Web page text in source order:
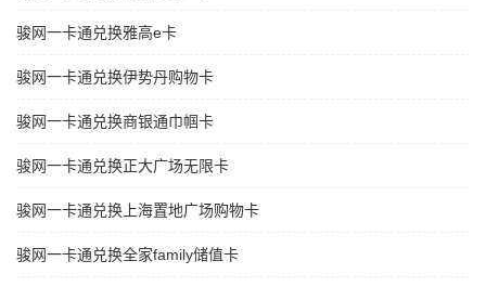
骏网一卡通兑换雅高e卡
骏网一卡通兑换伊势丹购物卡
骏网一卡通兑换商银通巾帼卡
骏网一卡通兑换正大广场无限卡
骏网一卡通兑换上海置地广场购物卡
骏网一卡通兑换全家family储值卡